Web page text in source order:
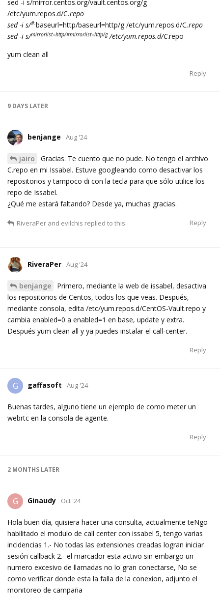
sed -i s/mirror.centos.org/vault.centos.org/g
/etc/yum.repos.d/C.repo
sed -i s/#.baseurl=http/baseurl=http/g /etc/yum.repos.d/C.repo
sed -i s/mirrorlist=http/#mirrorlist=http/g/etc/yum.repos.d/C.repo
yum clean all
Reply
9 DAYS LATER
benjange Aug '24
jairo
Gracias. Te cuento que no pude. No tengo el archivo
C.repo en mi Issabel. Estuve googleando como desactivar los
repositorios y tampoco di con la tecla para que sólo utilice los
repo de Issabel.
¿Qué me estará faltando? Desde ya, muchas gracias.
Reply
RiveraPer and evilchis replied to this.
RiveraPer Aug '24
benjange
Primero, mediante la web de issabel, desactiva
los repositorios de Centos, todos los que veas. Después,
mediante consola, edita /etc/yum.repos.d/CentOS-Vault.repo y
cambia enabled=0 a enabled=1 en base, update y extra.
Después yum clean all y ya puedes instalar el call-center.
Reply
G gaffasoft Aug '24
Buenas tardes, alguno tiene un ejemplo de como meter un
webrtc en la consola de agente.
Reply
2 MONTHS LATER
G Ginaudy Oct '24
Hola buen día, quisiera hacer una consulta, actualmente teNgo
habilitado el modulo de call center con issabel 5, tengo varias
incidencias 1.- No todas las extensiones creadas logran iniciar
sesión callback 2.- el marcador esta activo sin embargo un
numero excesivo de llamadas no lo gran conectarse, No se
como verificar donde esta la falla de la conexion, adjunto el
monitoreo de campaña